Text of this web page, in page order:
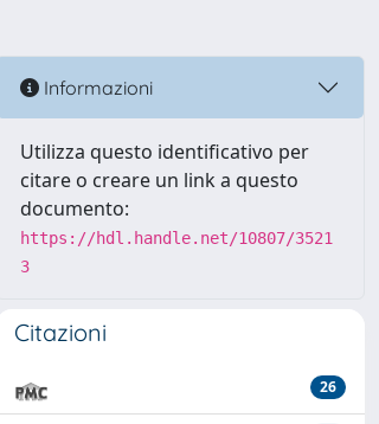
Informazioni
Utilizza questo identificativo per
citare o creare un link a questo
documento:
https://hdl.handle.net/10807/3521
3
Citazioni
26